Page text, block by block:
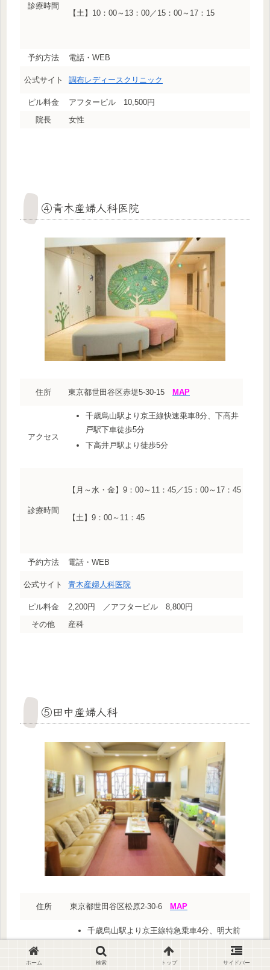
診療時間
【土】10：00～13：00／15：00～17：15
予約方法 電話・WEB
公式サイト 調布レディースクリニック
ピル料金
アフターピル 10,500円
院長
女性
④青木産婦人科医院
住所 東京都世田谷区赤堤5-30-15 MAP
アクセス
千歳烏山駅より京王線快速乗車8分、下高井
戸駅下車徒歩5分
下高井戸駅より徒歩5分
診療時間
【月～水・金】9：00～11：45／15：00～17：45
【土】9：00～11：45
予約方法 電話・WEB
公式サイト 青木産婦人科医院
ピル料金
2,200円 ／アフターピル 8,800円
その他
産科
⑤田中産婦人科
住所 東京都世田谷区松原2-30-6 MAP
アクセス
千歳烏山駅より京王線特急乗車4分、明大前
駅下車徒歩2分
明大前駅より徒歩2分
ホーム 検索 トップ サイドバー